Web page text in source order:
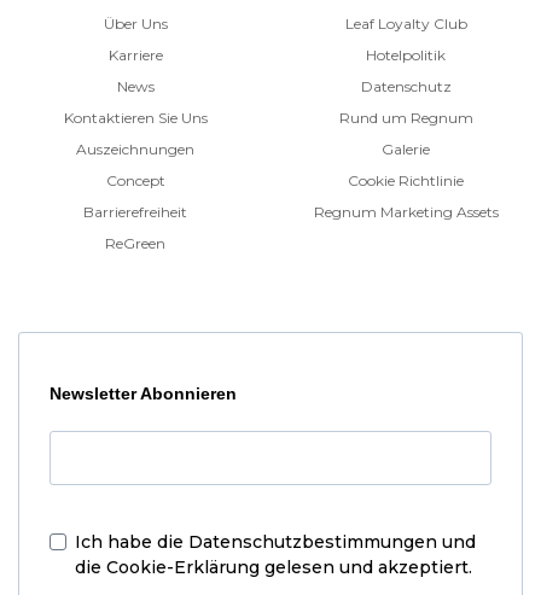
Über Uns
Karriere
News
Kontaktieren Sie Uns
Auszeichnungen
Concept
Barrierefreiheit
ReGreen
Leaf Loyalty Club
Hotelpolitik
Datenschutz
Rund um Regnum
Galerie
Cookie Richtlinie
Regnum Marketing Assets
Newsletter Abonnieren
Ich habe die Datenschutzbestimmungen und
die Cookie-Erklärung gelesen und akzeptiert.